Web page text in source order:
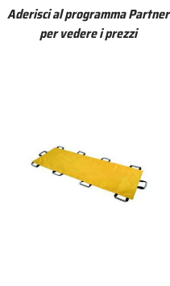
Aderisci al programma Partner
per vedere i prezzi